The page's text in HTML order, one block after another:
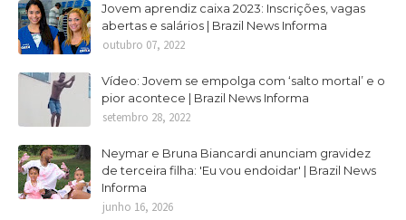
Jovem aprendiz caixa 2023: Inscrições, vagas
abertas e salários | Brazil News Informa
outubro 07, 2022
Vídeo: Jovem se empolga com ‘salto mortal’ e o
pior acontece | Brazil News Informa
setembro 28, 2022
Neymar e Bruna Biancardi anunciam gravidez
de terceira filha: 'Eu vou endoidar' | Brazil News
Informa
junho 16, 2026